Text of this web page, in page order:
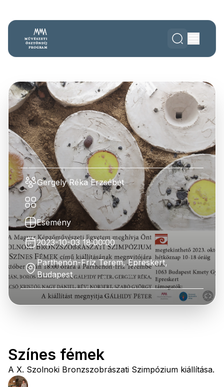
Gergely Réka Erzsébet
Esemény
2023-10-03 18:00:00
Parthenón-Fríz Terem, Epreskert,
Budapest
Színes fémek
A X. Szolnoki Bronzszobrászati Szimpózium kiállítása.